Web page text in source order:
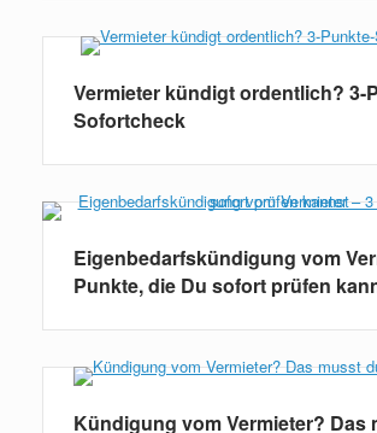
Vermieter kündigt ordentlich? 3-
Sofortcheck
Eigenbedarfskündigung vom
Punkte, die Du sofort prüfen
Kündigung vom Vermieter? Das